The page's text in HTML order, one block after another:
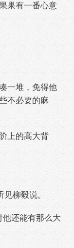
果有一番心意
一堆，免得他
不必要的麻
上的高大背
柳毅说。
还能有那么大